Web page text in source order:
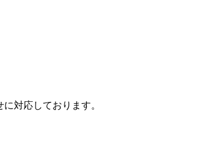
対応しております。